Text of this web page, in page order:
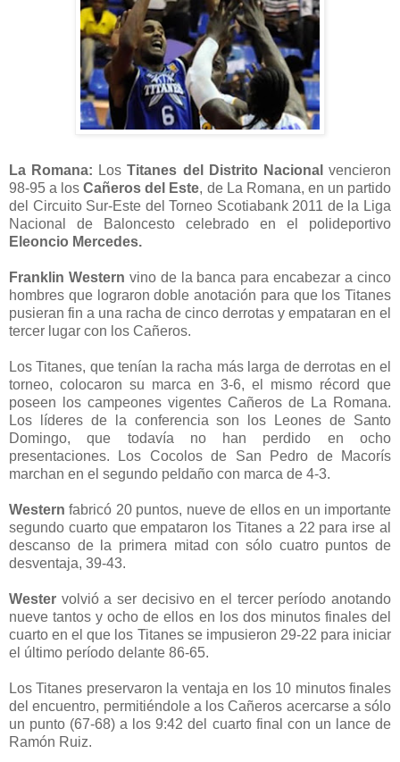
La Romana: LosTitanes del Distrito Nacionalvencieron
98-95 a losCañeros del Este, de La Romana, en un partido
del Circuito Sur-Este del Torneo Scotiabank 2011 de la Liga
Nacional de Baloncesto celebrado en el polideportivo
Eleoncio Mercedes.
Franklin Western vino de la banca para encabezar a cinco
hombres que lograron doble anotación para que los Titanes
pusieran fin a una racha de cinco derrotas y empataran en el
tercer lugar con los Cañeros.
Los Titanes, que tenían la racha más larga de derrotas en el
torneo, colocaron su marca en 3-6, el mismo récord que
poseen los campeones vigentes Cañeros de La Romana.
Los líderes de la conferencia son los Leones de Santo
Domingo, que todavía no han perdido en ocho
presentaciones. Los Cocolos de San Pedro de Macorís
marchan en el segundo peldaño con marca de 4-3.
Western fabricó 20 puntos, nueve de ellos en un importante
segundo cuarto que empataron los Titanes a 22 para irse al
descanso de la primera mitad con sólo cuatro puntos de
desventaja, 39-43.
Wester volvió a ser decisivo en el tercer período anotando
nueve tantos y ocho de ellos en los dos minutos finales del
cuarto en el que los Titanes se impusieron 29-22 para iniciar
el último período delante 86-65.
Los Titanes preservaron la ventaja en los 10 minutos finales
del encuentro, permitiéndole a los Cañeros acercarse a sólo
un punto (67-68) a los 9:42 del cuarto final con un lance de
Ramón Ruiz.